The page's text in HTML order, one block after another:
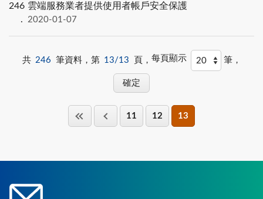
246 雲端服務業者提供使用者帳戶安全保護
2020-01-07
共 246 筆資料，第 13/13 頁， 每頁顯示 筆，
11 12 13